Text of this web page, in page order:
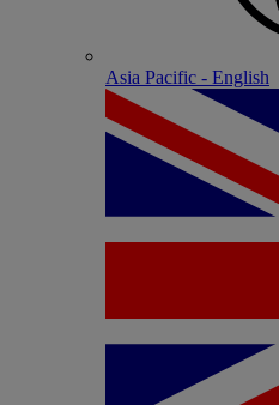
Asia Pacific - English